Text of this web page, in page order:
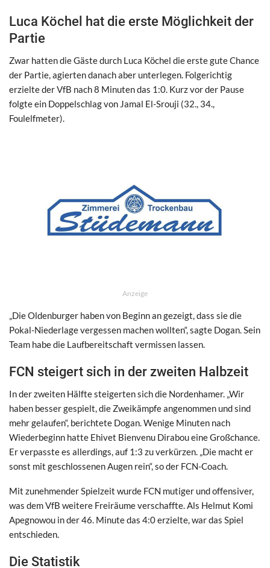
Luca Köchel hat die erste Möglichkeit der
Partie
Zwar hatten die Gäste durch Luca Köchel die erste gute Chance
der Partie, agierten danach aber unterlegen. Folgerichtig
erzielte der VfB nach 8 Minuten das 1:0. Kurz vor der Pause
folgte ein Doppelschlag von Jamal El-Srouji (32., 34.,
Foulelfmeter).
Anzeige
„Die Oldenburger haben von Beginn an gezeigt, dass sie die
Pokal-Niederlage vergessen machen wollten“, sagte Dogan. Sein
Team habe die Laufbereitschaft vermissen lassen.
FCN steigert sich in der zweiten Halbzeit
In der zweiten Hälfte steigerten sich die Nordenhamer. „Wir
haben besser gespielt, die Zweikämpfe angenommen und sind
mehr gelaufen“, berichtete Dogan. Wenige Minuten nach
Wiederbeginn hatte Ehivet Bienvenu Dirabou eine Großchance.
Er verpasste es allerdings, auf 1:3 zu verkürzen. „Die macht er
sonst mit geschlossenen Augen rein“, so der FCN-Coach.
Mit zunehmender Spielzeit wurde FCN mutiger und offensiver,
was dem VfB weitere Freiräume verschaffte. Als Helmut Komi
Apegnowou in der 46. Minute das 4:0 erzielte, war das Spiel
entschieden.
Die Statistik